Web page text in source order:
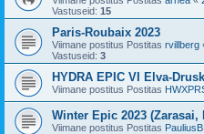
Vastuseid: 15
Paris-Roubaix 2023
Viimane postitus Postitas rvillberg
Vastuseid: 3
HYDRA EPIC VI Elva-
Viimane postitus Postitas
Winter Epic 2023 (Zarasai,
Viimane postitus Postitas PauliusB